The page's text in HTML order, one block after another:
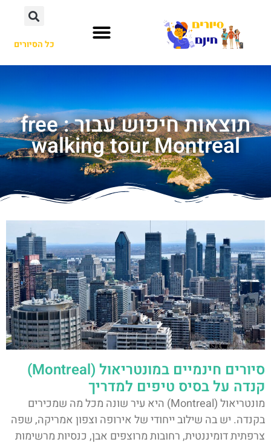
כל הסיורים
תוצאות חיפוש עבור : free
walking tour Montreal
סיורים חינמיים במונטריאול (Montreal)
קנדה על בסיס טיפים למדריך
מונטריאול (Montreal) היא עיר שונה מכל מה שמכירים
בקנדה. יש בה שילוב ייחודי של אירופה וצפון אמריקה, שפה
צרפתית דומיננטית, רחובות מרוצפים אבן, כנסיות מרשימות